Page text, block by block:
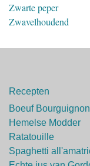
Zwarte peper
Zwavelhoudend
Recepten
Boeuf Bourguignon
Hemelse Modder
Ratatouille
Spaghetti